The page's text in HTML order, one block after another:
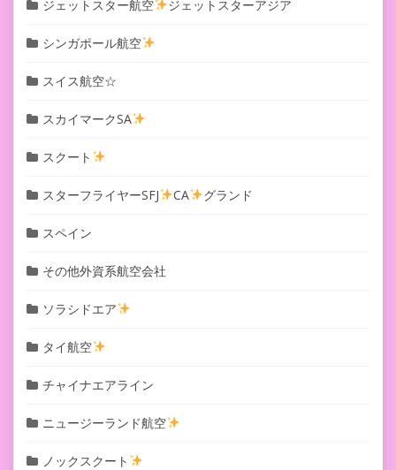
ジェットスター航空 ジェットスターアジア
シンガポール航空
スイス航空☆
スカイマークSA
スクート
スターフライヤーSFJ CA グランド
スペイン
その他外資系航空会社
ソラシドエア
タイ航空
チャイナエアライン
ニュージーランド航空
ノックスクート